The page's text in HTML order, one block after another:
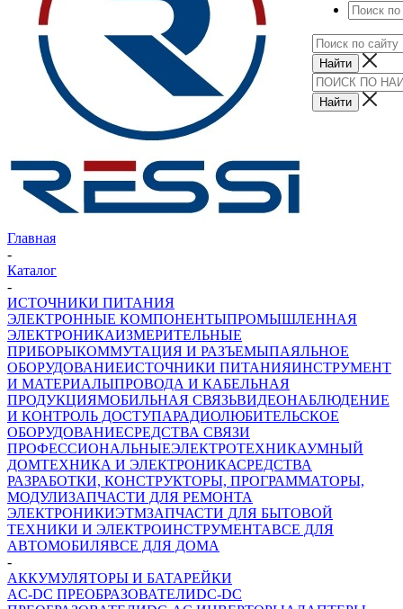
Главная
-
Каталог
-
ИСТОЧНИКИ ПИТАНИЯ
ЭЛЕКТРОННЫЕ КОМПОНЕНТЫПРОМЫШЛЕННАЯ
ЭЛЕКТРОНИКАИЗМЕРИТЕЛЬНЫЕ
ПРИБОРЫКОММУТАЦИЯ И РАЗЪЕМЫПАЯЛЬНОЕ
ОБОРУДОВАНИЕИСТОЧНИКИ ПИТАНИЯИНСТРУМЕНТ
И МАТЕРИАЛЫПРОВОДА И КАБЕЛЬНАЯ
ПРОДУКЦИЯМОБИЛЬНАЯ СВЯЗЬВИДЕОНАБЛЮДЕНИЕ
И КОНТРОЛЬ ДОСТУПАРАДИОЛЮБИТЕЛЬСКОЕ
ОБОРУДОВАНИЕСРЕДСТВА СВЯЗИ
ПРОФЕССИОНАЛЬНЫЕЭЛЕКТРОТЕХНИКАУМНЫЙ
ДОМТЕХНИКА И ЭЛЕКТРОНИКАСРЕДСТВА
РАЗРАБОТКИ, КОНСТРУКТОРЫ, ПРОГРАММАТОРЫ,
МОДУЛИЗАПЧАСТИ ДЛЯ РЕМОНТА
ЭЛЕКТРОНИКИЭТМЗАПЧАСТИ ДЛЯ БЫТОВОЙ
ТЕХНИКИ И ЭЛЕКТРОИНСТРУМЕНТАВСЕ ДЛЯ
АВТОМОБИЛЯВСЕ ДЛЯ ДОМА
-
АККУМУЛЯТОРЫ И БАТАРЕЙКИ
AC-DC ПРЕОБРАЗОВАТЕЛИDC-DC